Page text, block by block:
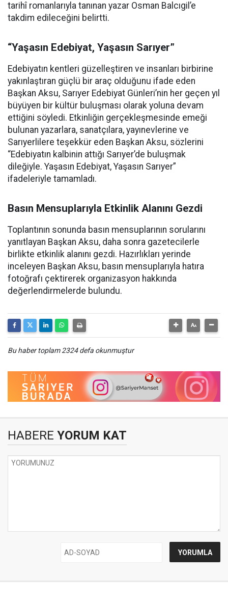
tarihî romanlarıyla tanınan yazar Osman Balcıgil’e
takdim edileceğini belirtti.
“Yaşasın Edebiyat, Yaşasın Sarıyer”
Edebiyatın kentleri güzelleştiren ve insanları birbirine
yakınlaştıran güçlü bir araç olduğunu ifade eden
Başkan Aksu, Sarıyer Edebiyat Günleri’nin her geçen yıl
büyüyen bir kültür buluşması olarak yoluna devam
ettiğini söyledi. Etkinliğin gerçekleşmesinde emeği
bulunan yazarlara, sanatçılara, yayınevlerine ve
Sarıyerlilere teşekkür eden Başkan Aksu, sözlerini
“Edebiyatın kalbinin attığı Sarıyer’de buluşmak
dileğiyle. Yaşasın Edebiyat, Yaşasın Sarıyer”
ifadeleriyle tamamladı.
Basın Mensuplarıyla Etkinlik Alanını Gezdi
Toplantının sonunda basın mensuplarının sorularını
yanıtlayan Başkan Aksu, daha sonra gazetecilerle
birlikte etkinlik alanını gezdi. Hazırlıkları yerinde
inceleyen Başkan Aksu, basın mensuplarıyla hatıra
fotoğrafı çektirerek organizasyon hakkında
değerlendirmelerde bulundu.
Bu haber toplam 2324 defa okunmuştur
HABERE YORUM KAT